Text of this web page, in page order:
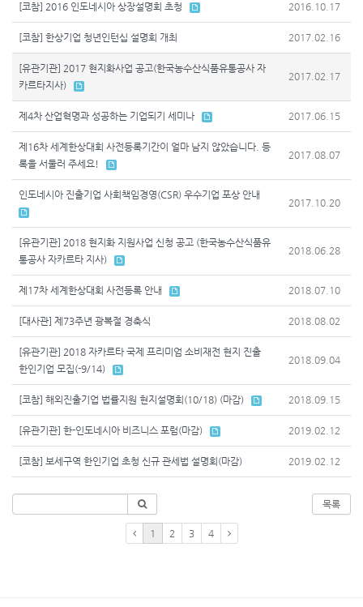
[코참] 2016 인도네시아 상장설명회 초청 2016.10.17
[코참] 한상기업 청년인턴십 설명회 개최 2017.02.16
[유관기관] 2017 현지화사업 공고(한국농수산식품유통공사 자
카르타지사)
2017.02.17
제4차 산업혁명과 성공하는 기업되기 세미나 2017.06.15
제16차 세계한상대회 사전등록기간이 얼마 남지 않았습니다. 등
록을 서둘러 주세요!
2017.08.07
인도네시아 진출기업 사회책임경영(CSR) 우수기업 포상 안내
2017.10.20
[유관기관] 2018 현지화 지원사업 신청 공고 (한국농수산식품유
통공사 자카르타 지사)
2018.06.28
제17차 세계한상대회 사전등록 안내 2018.07.10
[대사관] 제73주년 광복절 경축식 2018.08.02
[유관기관] 2018 자카르타 국제 프리미엄 소비재전 현지 진출
한인기업 모집(-9/14)
2018.09.04
[코참] 해외진출기업 법률지원 현지설명회(10/18) (마감) 2018.09.15
[유관기관] 한-인도네시아 비즈니스 포럼(마감) 2019.02.12
[코참] 보세구역 한인기업 초청 신규 관세법 설명회(마감) 2019.02.12
목록
1 2 3 4